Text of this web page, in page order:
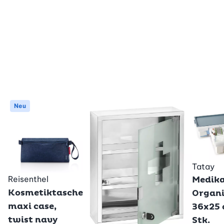
Neu
Reisenthel
Kosmetiktasche
maxi case,
twist navy
Tatay
36x25
Stk.